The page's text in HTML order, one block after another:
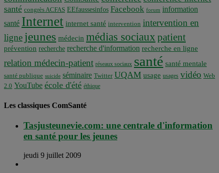
santé congrès ACFAS EEfaussesinfos Facebook forum information
santé Internet internet santé intervention intervention en
ligne jeunes médecin médias sociaux patient
prévention recherche recherche d'information recherche en ligne
relation médecin-patient réseaux sociaux santé santé mentale
santé publique suicide séminaire Twitter UQAM usage usages vidéo Web
2.0 YouTube école d'été éthique
Les classiques ComSanté
Tasjusteunevie.com: une centrale d'information
en santé pour les jeunes
jeudi 9 juillet 2009